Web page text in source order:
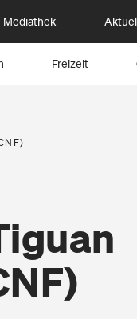
Mediathek
Freizeit